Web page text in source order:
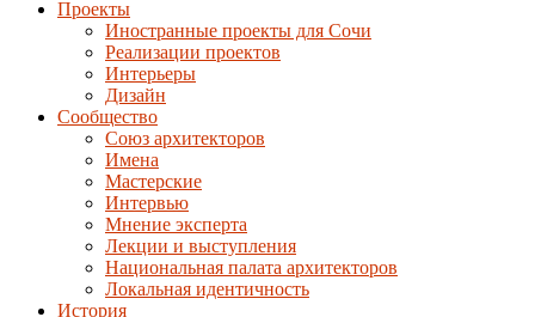
Проекты
Иностранные проекты для Сочи
Реализации проектов
Интерьеры
Дизайн
Сообщество
Союз архитекторов
Имена
Мастерские
Интервью
Мнение эксперта
Лекции и выступления
Национальная палата архитекторов
Локальная идентичность
История